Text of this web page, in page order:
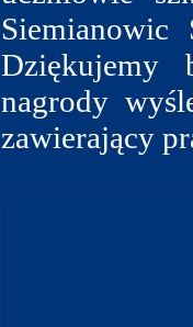
Siemianowic
Dziękujemy
nagrody
zawierający